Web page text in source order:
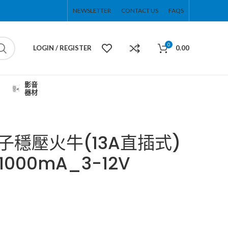
NEWSLETTER CONTACT US FAQS
LOGIN / REGISTER 0 0.00
影音
器材
穩壓火牛(13A直插式)
12V